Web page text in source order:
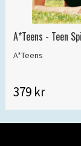
A*Teens - Teen
A*Teens
379 kr